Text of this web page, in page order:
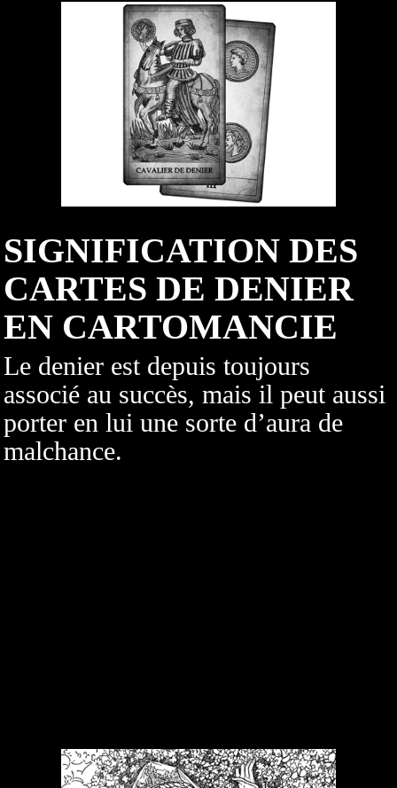
SIGNIFICATION DES
CARTES DE DENIER
EN CARTOMANCIE
Le denier est depuis toujours
associé au succès, mais il peut aussi
porter en lui une sorte d’aura de
malchance.